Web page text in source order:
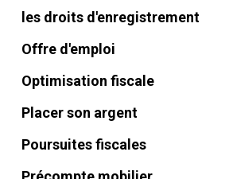
les droits d'enregistrement
Offre d'emploi
Optimisation fiscale
Placer son argent
Poursuites fiscales